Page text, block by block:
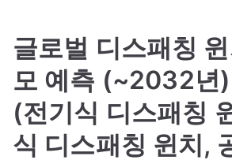
글로벌 디스패칭
모 예측 (~2032년
(전기식 디스패칭
식 디스패칭 윈치,